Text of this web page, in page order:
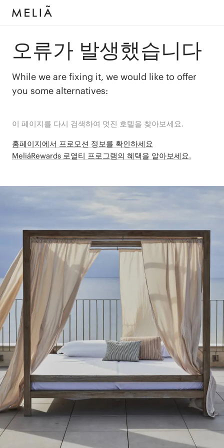
오류가 발생했습니다
While we are fixing it, we would like to offer
you some alternatives:
이 페이지를 다시 검색하여 멋진 호텔을 찾아보세요.
홈페이지에서 프로모션 정보를 확인하세요
MeliáRewards 로열티 프로그램의 혜택을 알아보세요.